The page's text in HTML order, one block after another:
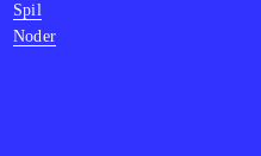
Spil
Noder